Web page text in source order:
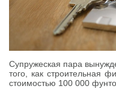
Супружеская пара
того, как строительная
стоимостью 100 000